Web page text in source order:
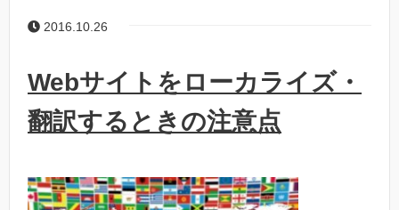
2016.10.26
Webサイトをローカライズ・
翻訳するときの注意点